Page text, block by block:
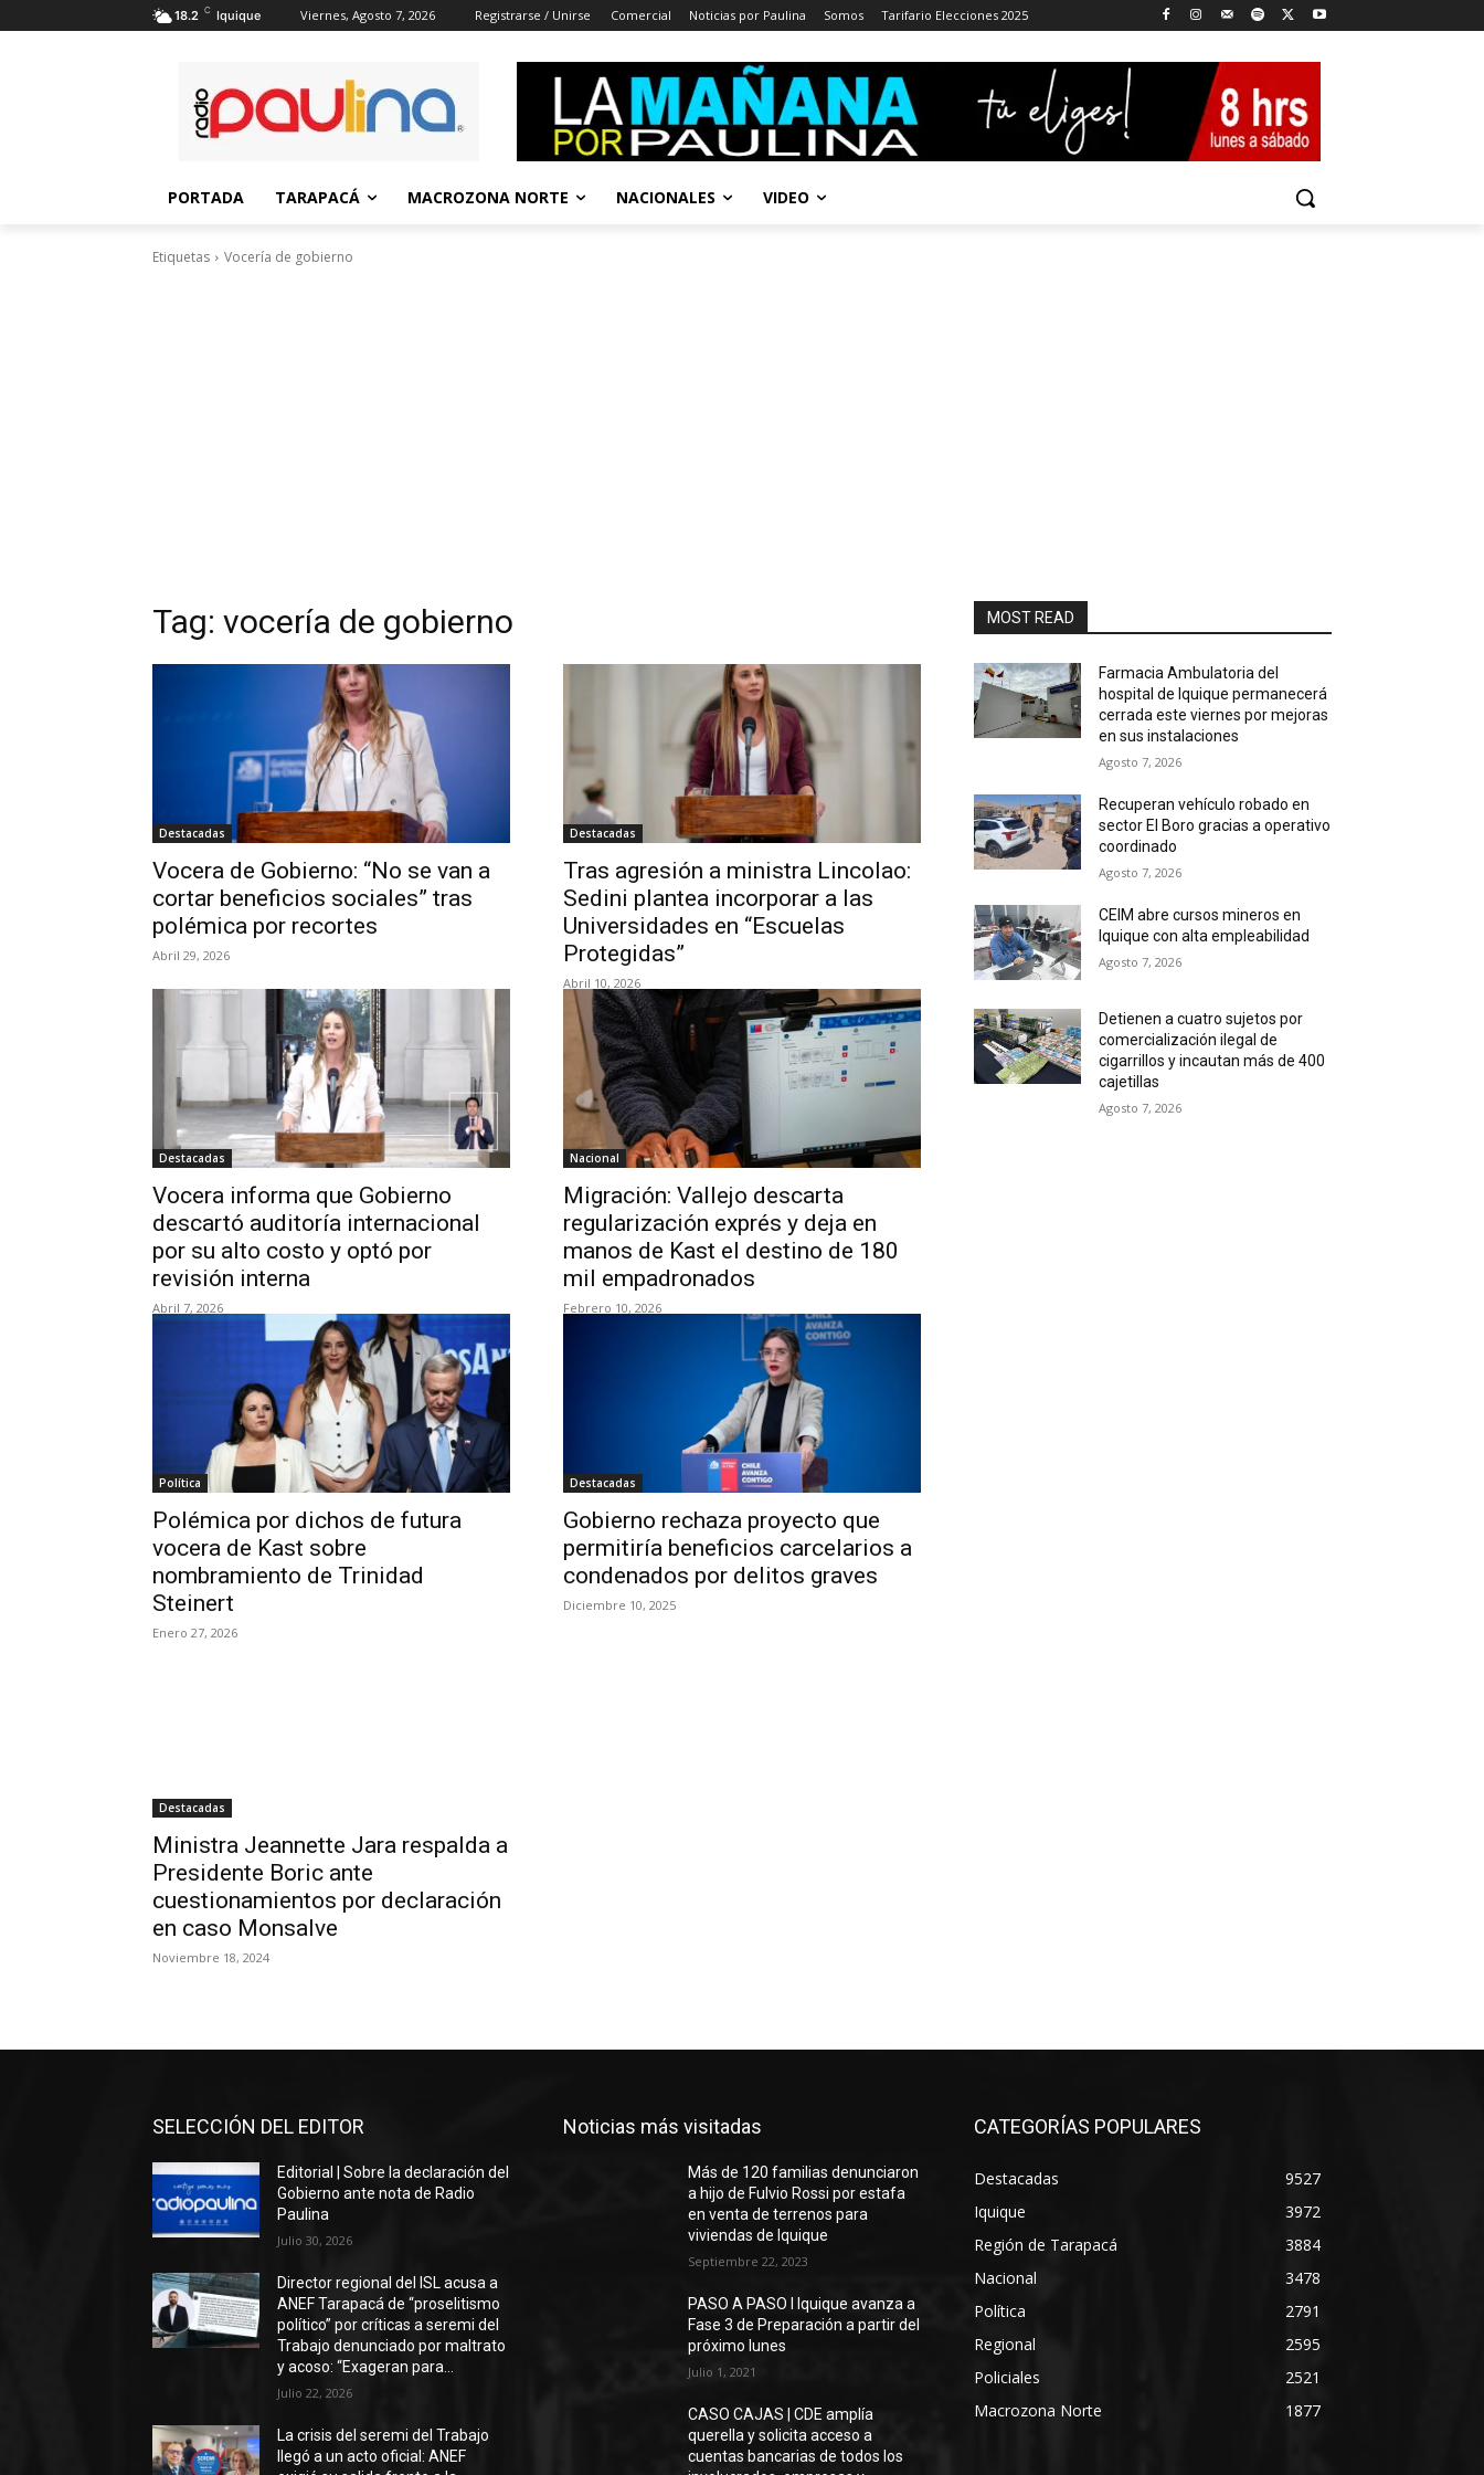
18.2 C Iquique Viernes, Agosto 7, 2026 Registrarse / Unirse Comercial Noticias por Paulina Somos Tarifario Elecciones 2025
PORTADA TARAPACÁ MACROZONA NORTE NACIONALES VIDEO
Etiquetas Vocería de gobierno
Tag: vocería de gobierno
Destacadas
Vocera de Gobierno: “No se van a
cortar beneficios sociales” tras
polémica por recortes
Abril 29, 2026
Destacadas
Tras agresión a ministra Lincolao:
Sedini plantea incorporar a las
Universidades en “Escuelas
Protegidas”
Abril 10, 2026
Destacadas
Vocera informa que Gobierno
descartó auditoría internacional
por su alto costo y optó por
revisión interna
Abril 7, 2026
Nacional
Migración: Vallejo descarta
regularización exprés y deja en
manos de Kast el destino de 180
mil empadronados
Febrero 10, 2026
Política
Polémica por dichos de futura
vocera de Kast sobre
nombramiento de Trinidad
Steinert
Enero 27, 2026
Destacadas
Gobierno rechaza proyecto que
permitiría beneficios carcelarios a
condenados por delitos graves
Diciembre 10, 2025
Destacadas
Ministra Jeannette Jara respalda a
Presidente Boric ante
cuestionamientos por declaración
en caso Monsalve
Noviembre 18, 2024
MOST READ
Farmacia Ambulatoria del
hospital de Iquique permanecerá
cerrada este viernes por mejoras
en sus instalaciones
Agosto 7, 2026
Recuperan vehículo robado en
sector El Boro gracias a operativo
coordinado
Agosto 7, 2026
CEIM abre cursos mineros en
Iquique con alta empleabilidad
Agosto 7, 2026
Detienen a cuatro sujetos por
comercialización ilegal de
cigarrillos y incautan más de 400
cajetillas
Agosto 7, 2026
SELECCIÓN DEL EDITOR
Editorial | Sobre la declaración del
Gobierno ante nota de Radio
Paulina
Julio 30, 2026
Director regional del ISL acusa a
ANEF Tarapacá de “proselitismo
político” por críticas a seremi del
Trabajo denunciado por maltrato
y acoso: “Exageran para...
Julio 22, 2026
La crisis del seremi del Trabajo
llegó a un acto oficial: ANEF
Noticias más visitadas
Más de 120 familias denunciaron
a hijo de Fulvio Rossi por estafa
en venta de terrenos para
viviendas de Iquique
Septiembre 22, 2023
PASO A PASO I Iquique avanza a
Fase 3 de Preparación a partir del
próximo lunes
Julio 1, 2021
CASO CAJAS | CDE amplía
querella y solicita acceso a
cuentas bancarias de todos los
CATEGORÍAS POPULARES
Destacadas
9527
Iquique
3972
Región de Tarapacá
3884
Nacional
3478
Política
2791
Regional
2595
Policiales
2521
Macrozona Norte
1877